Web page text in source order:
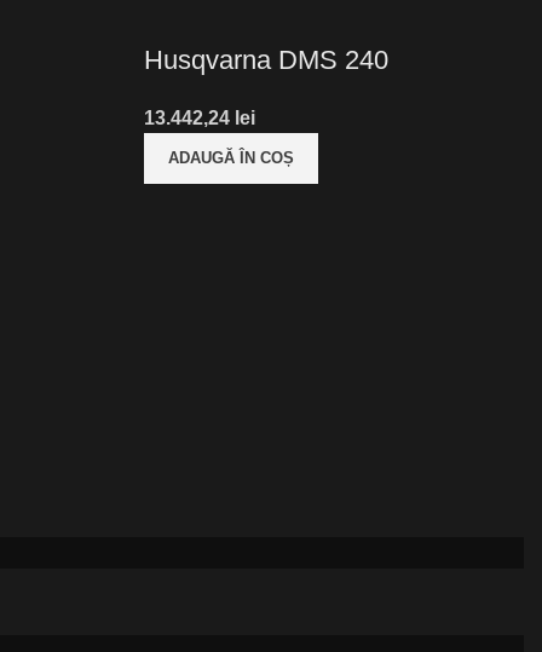
Husqvarna DMS 240
lei
ADAUGĂ ÎN COȘ